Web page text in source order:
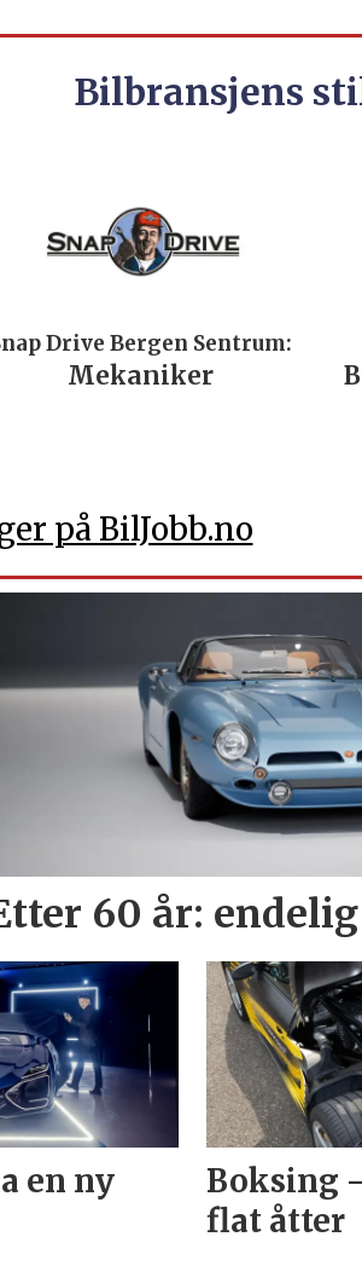
Bilbransjens
Drive Bergen Sentrum:
Mekaniker
på BilJobb.no
60 år:
en ny
Boksing
flat åtter